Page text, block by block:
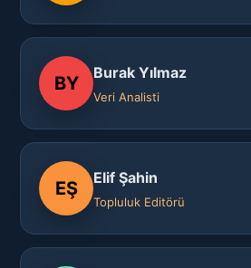
BY
Burak Yılmaz
Veri Analisti
EŞ
Elif Şahin
Topluluk Editörü